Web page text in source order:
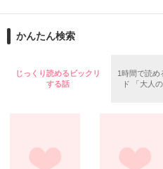
2026.6.5～2026.7.25
＊以前、公開していた話の改稿
ションの企画戦略室で働いてい
めた、同期で恋人の石垣守（26
いた。
守と由羅から『便利屋雛子』と
鷹哉『宜しくな、俺の雛子』🦅
雛子『俺の……ひぃ、雛子？！
かんたん検索
じっくり読めるビックリ
する話
1時間で読め
ド 「大人